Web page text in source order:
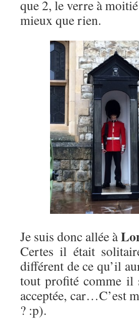
que 2, le verre à
mieux que rien.
Je suis donc allée à
Certes il était
différent de ce qu’il
tout profité comme il
acceptée, car…C’est
? :p).